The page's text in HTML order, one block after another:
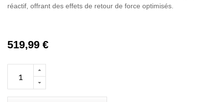
réactif, offrant des effets de retour de force optimisés.
519,99 €